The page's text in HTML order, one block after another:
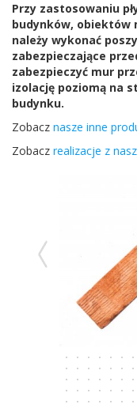
Przy zastosowaniu
budynków, obiektów
należy wykonać
zabezpieczające
zabezpieczyć mur
izolację poziomą na
budynku.
Zobacz nasze inne
Zobacz realizacje z